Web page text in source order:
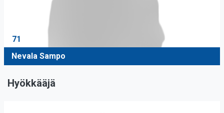
71
Nevala Sampo
Hyökkääjä